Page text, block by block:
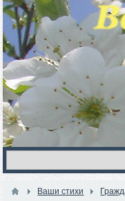
Ваши стихи